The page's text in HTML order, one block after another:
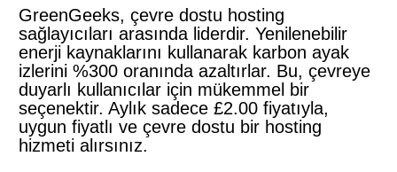
GreenGeeks, çevre dostu hosting
sağlayıcıları arasında liderdir. Yenilenebilir
enerji kaynaklarını kullanarak karbon ayak
izlerini %300 oranında azaltırlar. Bu, çevreye
duyarlı kullanıcılar için mükemmel bir
seçenektir. Aylık sadece £2.00 fiyatıyla,
uygun fiyatlı ve çevre dostu bir hosting
hizmeti alırsınız.